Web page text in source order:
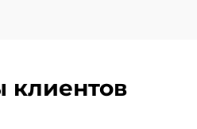
клиентов